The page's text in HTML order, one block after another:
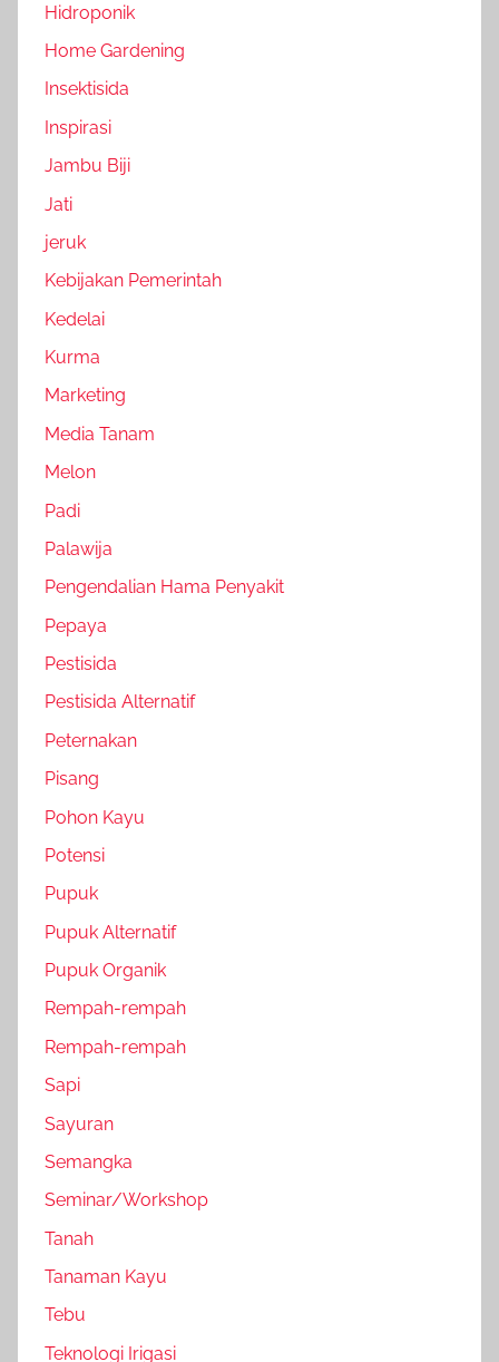
Hidroponik
Home Gardening
Insektisida
Inspirasi
Jambu Biji
Jati
jeruk
Kebijakan Pemerintah
Kedelai
Kurma
Marketing
Media Tanam
Melon
Padi
Palawija
Pengendalian Hama Penyakit
Pepaya
Pestisida
Pestisida Alternatif
Peternakan
Pisang
Pohon Kayu
Potensi
Pupuk
Pupuk Alternatif
Pupuk Organik
Rempah-rempah
Rempah-rempah
Sapi
Sayuran
Semangka
Seminar/Workshop
Tanah
Tanaman Kayu
Tebu
Teknologi Irigasi